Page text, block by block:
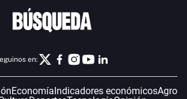
en:
Economía Indicadores económicosAgro